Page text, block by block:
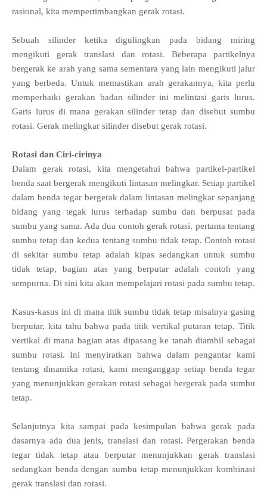
rasional, kita mempertimbangkan gerak rotasi.
Sebuah silinder ketika digulingkan pada bidang miring
mengikuti gerak translasi dan rotasi. Beberapa partikelnya
bergerak ke arah yang sama sementara yang lain mengikuti jalur
yang berbeda. Untuk memastikan arah gerakannya, kita perlu
memperbaiki gerakan badan silinder ini melintasi garis lurus.
Garis lurus di mana gerakan silinder tetap dan disebut sumbu
rotasi. Gerak melingkar silinder disebut gerak rotasi.
Rotasi dan Ciri-cirinya
Dalam gerak rotasi, kita mengetahui bahwa partikel-partikel
benda saat bergerak mengikuti lintasan melingkar. Setiap partikel
dalam benda tegar bergerak dalam lintasan melingkar sepanjang
bidang yang tegak lurus terhadap sumbu dan berpusat pada
sumbu yang sama. Ada dua contoh gerak rotasi, pertama tentang
sumbu tetap dan kedua tentang sumbu tidak tetap. Contoh rotasi
di sekitar sumbu tetap adalah kipas sedangkan untuk sumbu
tidak tetap, bagian atas yang berputar adalah contoh yang
sempurna. Di sini kita akan mempelajari rotasi pada sumbu tetap.
Kasus-kasus ini di mana titik sumbu tidak tetap misalnya gasing
berputar, kita tahu bahwa pada titik vertikal putaran tetap. Titik
vertikal di mana bagian atas dipasang ke tanah diambil sebagai
sumbu rotasi. Ini menyiratkan bahwa dalam pengantar kami
tentang dinamika rotasi, kami menganggap setiap benda tegar
yang menunjukkan gerakan rotasi sebagai bergerak pada sumbu
tetap.
Selanjutnya kita sampai pada kesimpulan bahwa gerak pada
dasarnya ada dua jenis, translasi dan rotasi. Pergerakan benda
tegar tidak tetap atau berputar menunjukkan gerak translasi
sedangkan benda dengan sumbu tetap menunjukkan kombinasi
gerak translasi dan rotasi.